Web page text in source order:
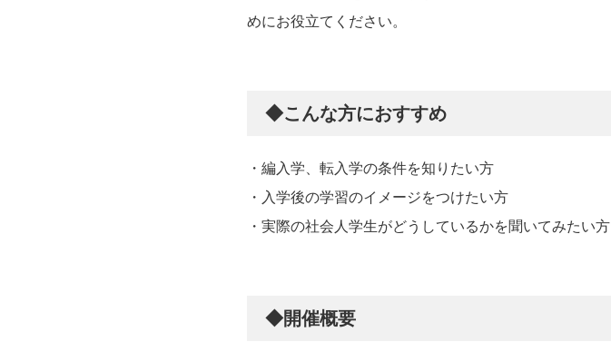
めにお役立てください。
◆こんな方におすすめ
・編入学、転入学の条件を知りたい方
・入学後の学習のイメージをつけたい方
・実際の社会人学生がどうしているかを聞いてみたい方
◆開催概要